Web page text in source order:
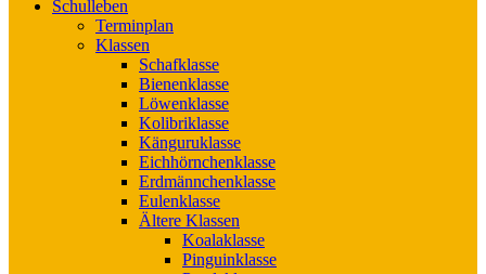
Schulleben
Terminplan
Klassen
Schafklasse
Bienenklasse
Löwenklasse
Kolibriklasse
Känguruklasse
Eichhörnchenklasse
Erdmännchenklasse
Eulenklasse
Ältere Klassen
Koalaklasse
Pinguinklasse